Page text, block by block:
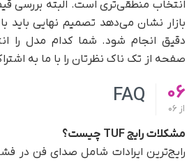
بازار نشان می‌دهد تصمیم نهایی باید
دقیق انجام شود. شما کدام مدل را
صفحه از تک ناک نظرتان را با ما به
06
از
FAQ
مشکلات رایج TUF چیست؟
رایج‌ترین ایرادات شامل صدای فن در